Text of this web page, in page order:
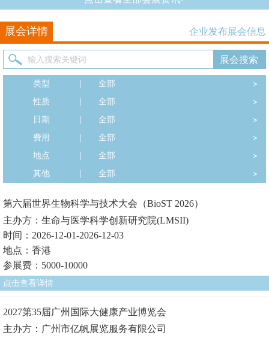
展会详情 企业发布展会信息
类型
全部
性质
全部
日期
全部
费用
全部
地点
全部
其他
全部
第六届世界生物科学与技术大会（BioST 2026）
主办方：生命与医学科学创新研究院(LMSII)
时间：2026-12-01-2026-12-03
地点：香港
参展费：5000-10000
点击查看详情
2027第35届广州国际大健康产业博览会
主办方：广州市亿帆展览服务有限公司